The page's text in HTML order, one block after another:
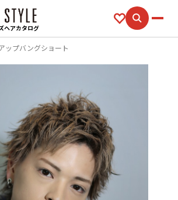
ヘアカタログ
ップバングショート